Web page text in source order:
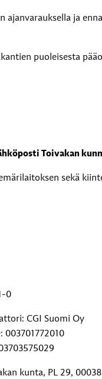
ajanvarauksella ja
puoleisesta
Toivakan
sekä
0
CGI Suomi Oy
003701772010
kunta, PL 29,